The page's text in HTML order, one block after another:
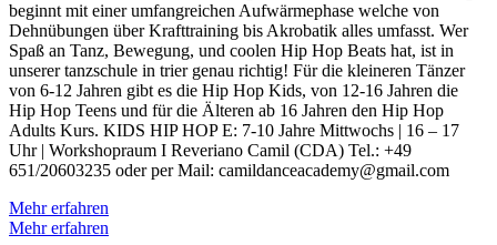
beginnt mit einer umfangreichen Aufwärmephase welche von
Dehnübungen über Krafttraining bis Akrobatik alles umfasst. Wer
Spaß an Tanz, Bewegung, und coolen Hip Hop Beats hat, ist in
unserer tanzschule in trier genau richtig! Für die kleineren Tänzer
von 6-12 Jahren gibt es die Hip Hop Kids, von 12-16 Jahren die
Hip Hop Teens und für die Älteren ab 16 Jahren den Hip Hop
Adults Kurs. KIDS HIP HOP E: 7-10 Jahre Mittwochs | 16 – 17
Uhr | Workshopraum I Reveriano Camil (CDA) Tel.: +49
651/20603235 oder per Mail: camildanceacademy@gmail.com
Mehr erfahren
Mehr erfahren